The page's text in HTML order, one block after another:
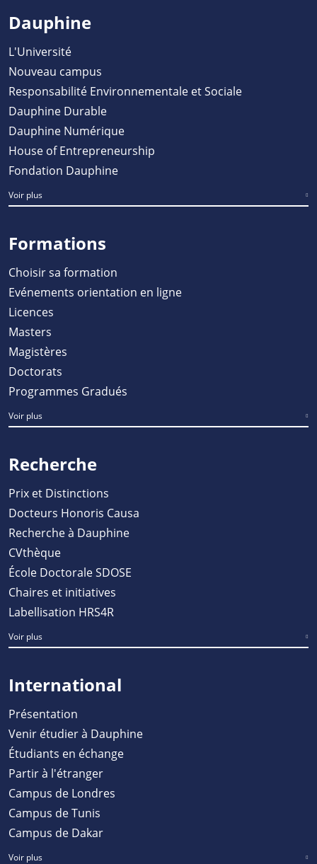
Dauphine
L'Université
Nouveau campus
Responsabilité Environnementale et Sociale
Dauphine Durable
Dauphine Numérique
House of Entrepreneurship
Fondation Dauphine
Voir plus
Formations
Choisir sa formation
Evénements orientation en ligne
Licences
Masters
Magistères
Doctorats
Programmes Gradués
Voir plus
Recherche
Prix et Distinctions
Docteurs Honoris Causa
Recherche à Dauphine
CVthèque
École Doctorale SDOSE
Chaires et initiatives
Labellisation HRS4R
Voir plus
International
Présentation
Venir étudier à Dauphine
Étudiants en échange
Partir à l'étranger
Campus de Londres
Campus de Tunis
Campus de Dakar
Voir plus